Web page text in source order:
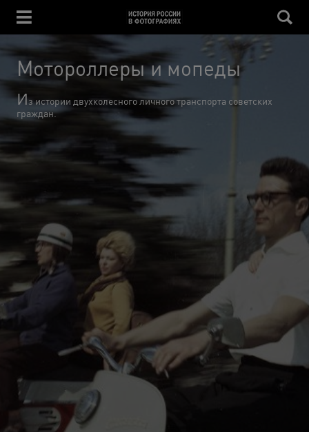
Мотороллеры и мопеды
Из истории двухколесного личного транспорта советских
граждан.